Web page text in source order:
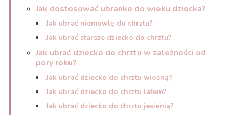
Jak dostosować ubranko do wieku dziecka?
Jak ubrać niemowlę do chrztu?
Jak ubrać starsze dziecko do chrztu?
Jak ubrać dziecko do chrztu w zależności od
pory roku?
Jak ubrać dziecko do chrztu wiosną?
Jak ubrać dziecko do chrztu latem?
Jak ubrać dziecko do chrztu jesienią?